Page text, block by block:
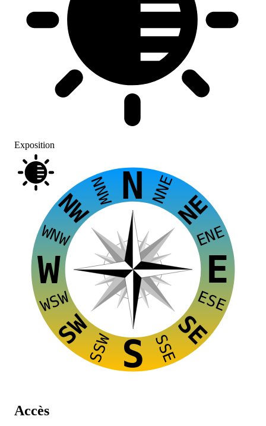
Exposition
E
W
S
N
NW NE
SE
SW
NNE
ENE
ESE
SSE
SSW
WSW
WNW
NNW
Accès